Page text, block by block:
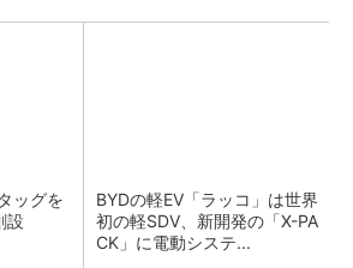
ッグを
設
BYDの軽EV「ラッコ」は世界
初の軽SDV、新開発の「X-PA
CK」に電動システ...